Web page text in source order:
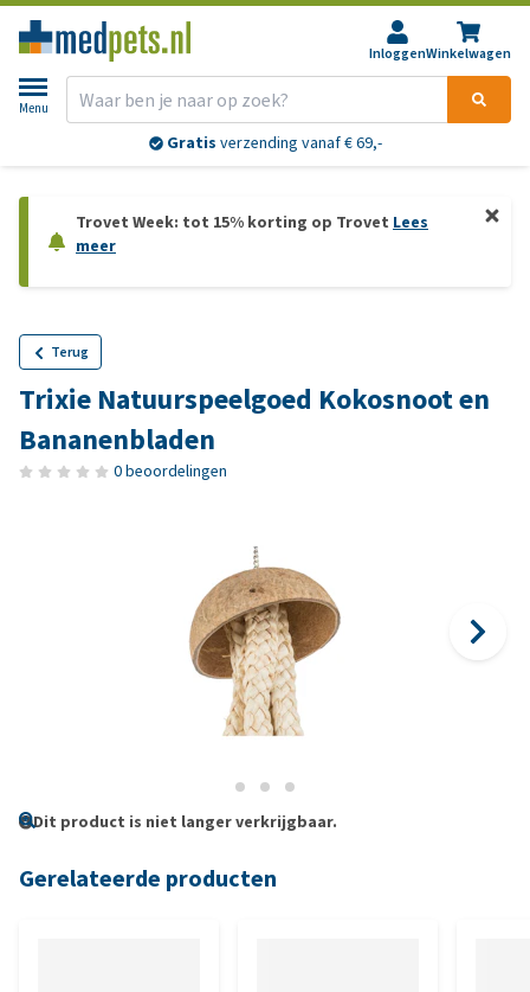
InloggenWinkelwagen
Menu
Gratis verzending vanaf € 69,-
Trovet Week: tot 15% korting op Trovet Lees
meer
Terug
Trixie Natuurspeelgoed Kokosnoot en
Bananenbladen
0 beoordelingen
Dit product is niet langer verkrijgbaar.
Gerelateerde producten